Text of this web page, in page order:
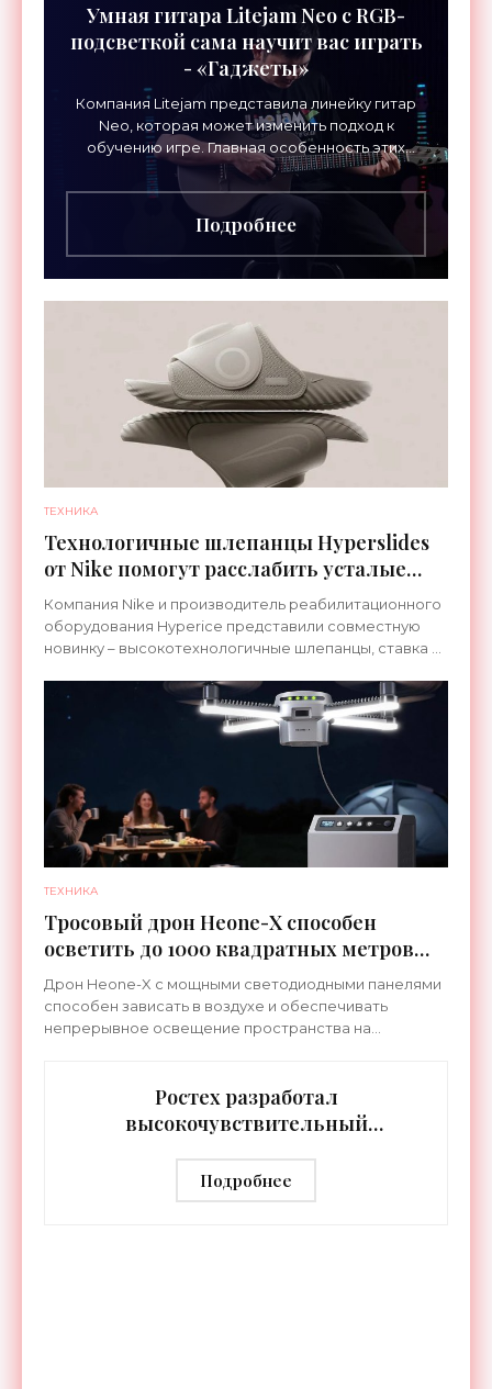
Умная гитара Litejam Neo с RGB-
подсветкой сама научит вас играть
- «Гаджеты»
Компания Litejam представила линейку гитар
Neo, которая может изменить подход к
обучению игре. Главная особенность этих
инструментов – встроенная RGB-подсветка
грифа. Светодиоды
Подробнее
ТЕХНИКА
Технологичные шлепанцы Hyperslides
от Nike помогут расслабить усталые
ноги после тренировки - «Гаджеты»
Компания Nike и производитель реабилитационного
оборудования Hyperice представили совместную
новинку – высокотехнологичные шлепанцы, ставка в
ТЕХНИКА
Тросовый дрон Heone-X способен
осветить до 1000 квадратных метров
земли - «Беспилотники»
Дрон Heone-X с мощными светодиодными панелями
способен зависать в воздухе и обеспечивать
непрерывное освещение пространства на
Ростех разработал
высокочувствительный
дальностью распознавания до 2 км
- «Гаджеты»
Подробнее